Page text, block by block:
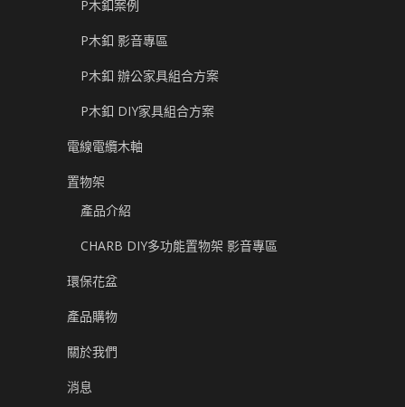
P木釦案例
P木釦 影音專區
P木釦 辦公家具組合方案
P木釦 DIY家具組合方案
電線電纜木軸
置物架
產品介紹
CHARB DIY多功能置物架 影音專區
環保花盆
產品購物
關於我們
消息